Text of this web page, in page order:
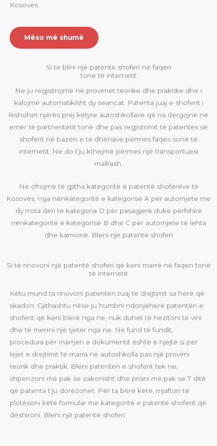
Kosovës
Mëso më shumë
Si të blini një patentë shoferi në faqen
tonë të internetit
Ne ju regjistrojmë në provimet teorike dhe praktike dhe i
kalojmë automatikisht dy seancat. Patenta juaj e shoferit i
lëshohet njërës prej këtyre autoshkollave që na dërgojnë në
emër të partneritetit tonë dhe pas regjistrimit të patentës së
shoferit në bazën e të dhënave përmes faqes sonë të
internetit. Ne do t’ju kthejmë përmes një transportuesi
mallrash
Ne ofrojmë të gjitha kategoritë e patentë shoferëve të
Kosovës, nga nënkategoritë e kategorisë A për automjete me
dy rrota deri te kategoria D për pasagjerë duke përfshirë
nënkategoritë e kategorisë B dhe C për automjete të lehta
dhe kamionë. Bleni një patentë shoferi
Si të rinovoni një patentë shoferi që keni marrë në faqen tonë
të internetit
Këtu mund ta rinovoni patentën tuaj të drejtimit sa herë që
skadon. Gjithashtu nëse ju humbni ndonjëherë patentën e
shoferit që keni blerë nga ne, nuk duhet të hezitoni të vini
dhe të merrni një tjetër nga ne. Në fund të fundit,
procedura për marrjen e dokumentit është e njëjtë si për
lejet e drejtimit të marra në autoshkolla pas një provimi
teorik dhe praktik. Bleni patentën e shoferit tek ne,
shpenzoni më pak se zakonisht dhe prisni më pak se 7 ditë
që patenta t’ju dorëzohet. Për ta bërë këtë, mjafton të
plotësoni këtë formular me kategoritë e patentë shoferit që
dëshironi. Bleni një patentë shoferi